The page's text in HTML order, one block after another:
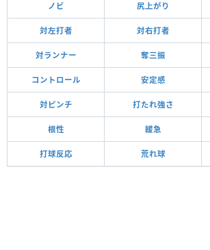
ノビ 尻上がり
対左打者 対右打者
対ランナー 奪三振
コントロール 安定感
対ピンチ 打たれ強さ
根性 緩急
打球反応 荒れ球